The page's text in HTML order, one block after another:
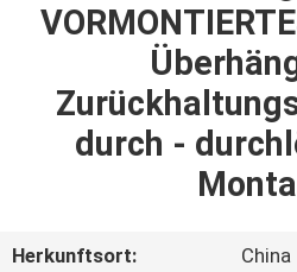
PRODUKTE
ÜBER
AUSFLUG
durch -
Herkunftsort:
China